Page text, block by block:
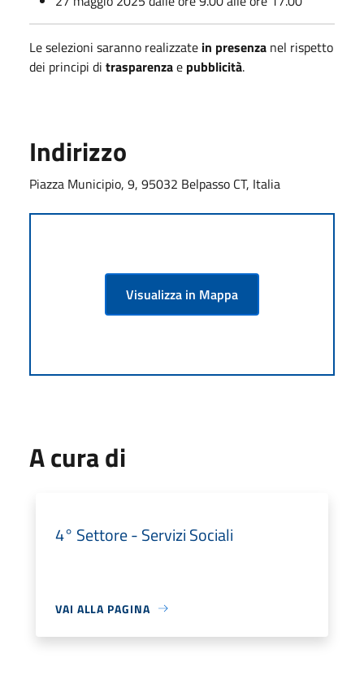
Le selezioni saranno realizzate in presenza nel rispetto
dei principi di trasparenzae pubblicità.
Indirizzo
Piazza Municipio, 9, 95032 Belpasso CT, Italia
Visualizza in Mappa
A cura di
4° Settore - Servizi Sociali
VAI ALLA PAGINA